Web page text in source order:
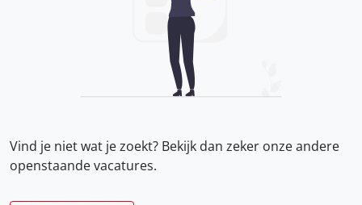
Vind je niet wat je zoekt? Bekijk dan zeker onzeandere
openstaande vacatures.